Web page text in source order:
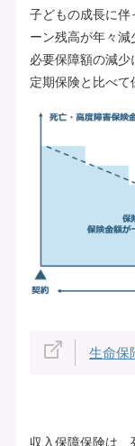
子どもの成長に伴
ーン残高が年々
必要保障額の減
定期保険と比べて
生命保
収入保障保険は